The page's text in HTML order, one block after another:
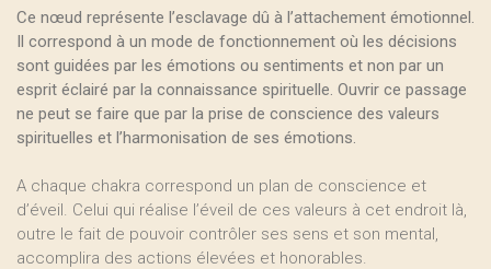
Ce nœud représente l’esclavage dû à l’attachement émotionnel.
Il correspond à un mode de fonctionnement où les décisions
sont guidées par les émotions ou sentiments et non par un
esprit éclairé par la connaissance spirituelle. Ouvrir ce passage
ne peut se faire que par la prise de conscience des valeurs
spirituelles et l’harmonisation de ses émotions.
A chaque chakra correspond un plan de conscience et
d’éveil. Celui qui réalise l’éveil de ces valeurs à cet endroit là,
outre le fait de pouvoir contrôler ses sens et son mental,
accomplira des actions élevées et honorables.